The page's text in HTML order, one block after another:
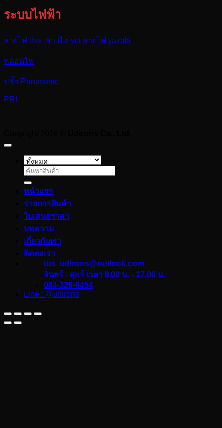
ระบบไฟฟ้า
สายไฟ thw สายไฟ vct สายไฟ yazaki
หลอดไฟ
ปลั๊ก Panasonic
PRI
ค้นหา:
หน้าแรก
รายการสินค้า
ใบเสนอราคา
บทความ
เกี่ยวกับเรา
ติดต่อเรา
tus_udirons@outlook.com
จันทร์ - ศุกร์ เวลา 8.00 น. - 17.00 น.
084-326-6454
Line : @udirons